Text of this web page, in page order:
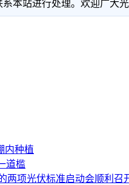
本站进行处理。欢迎广大
内种植
道槛
两项光伏标准启动会顺利召